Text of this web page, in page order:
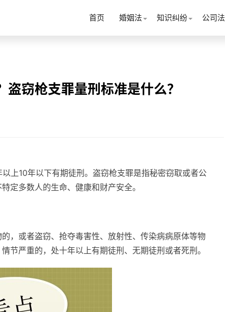
首页 婚姻法 知识纠纷 公司法
窃枪支罪量刑标准是什么？
上10年以下有期徒刑。盗窃枪支罪是指秘密窃取或者公
定多数人的生命、健康和财产安全。
，或者盗窃、抢夺毒害性、放射性、传染病病原体等物
节严重的，处十年以上有期徒刑、无期徒刑或者死刑。